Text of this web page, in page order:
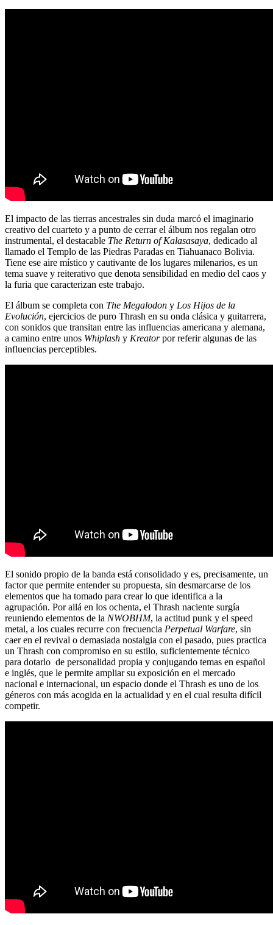
El impacto de las tierras ancestrales sin duda marcó el imaginario
creativo del cuarteto y a punto de cerrar el álbum nos regalan otro
instrumental, el destacable The Return of Kalasasaya, dedicado al
llamado el Templo de las Piedras Paradas en Tiahuanaco Bolivia.
Tiene ese aire místico y cautivante de los lugares milenarios, es un
tema suave y reiterativo que denota sensibilidad en medio del caos y
la furia que caracterizan este trabajo.
El álbum se completa con The Megalodon y Los Hijos de la
Evolución, ejercicios de puro Thrash en su onda clásica y guitarrera,
con sonidos que transitan entre las influencias americana y alemana,
a camino entre unos Whiplash y Kreatorpor referir algunas de las
influencias perceptibles.
El sonido propio de la banda está consolidado y es, precisamente, un
factor que permite entender su propuesta, sin desmarcarse de los
elementos que ha tomado para crear lo que identifica a la
agrupación. Por allá en los ochenta, el Thrash naciente surgía
reuniendo elementos de la NWOBHM, la actitud punk y el speed
metal, a los cuales recurre con frecuencia Perpetual Warfare, sin
caer en el revival o demasiada nostalgia con el pasado, pues practica
un Thrash con compromiso en su estilo, suficientemente técnico
para dotarlo de personalidad propia y conjugando temas en español
e inglés, que le permite ampliar su exposición en el mercado
nacional e internacional, un espacio donde el Thrash es uno de los
géneros con más acogida en la actualidad y en el cual resulta difícil
competir.